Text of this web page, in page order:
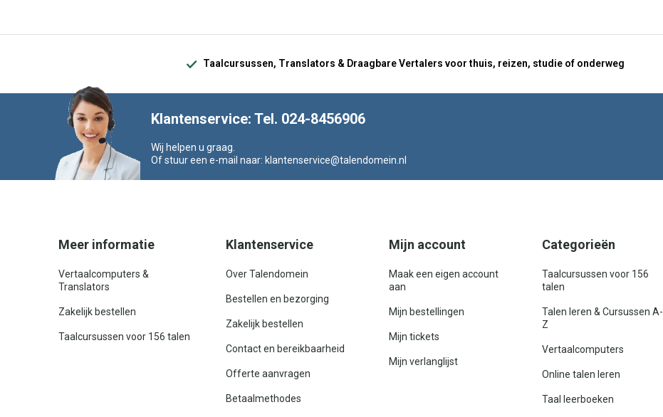
Taalcursussen, Translators & Draagbare Vertalers voor thuis, reizen, studie of onderweg
Klantenservice: Tel. 024-8456906
Wij helpen u graag.
Of stuur een e-mail naar: klantenservice@talendomein.nl
Meer informatie
Vertaalcomputers &
Translators
Zakelijk bestellen
Taalcursussen voor 156 talen
Klantenservice
Over Talendomein
Bestellen en bezorging
Zakelijk bestellen
Contact en bereikbaarheid
Offerte aanvragen
Betaalmethodes
Mijn account
Maak een eigen account
aan
Mijn bestellingen
Mijn tickets
Mijn verlanglijst
Categorieën
Taalcursussen voor 156
talen
Talen leren & Cursussen A-
Z
Vertaalcomputers
Online talen leren
Taal leerboeken